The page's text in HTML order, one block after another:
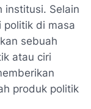
institusi. Selain
politik di masa
sebuah
atau ciri
produk politik